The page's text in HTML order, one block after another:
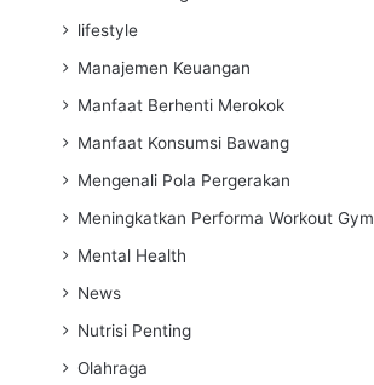
lifestyle
Manajemen Keuangan
Manfaat Berhenti Merokok
Manfaat Konsumsi Bawang
Mengenali Pola Pergerakan
Meningkatkan Performa Workout Gym
Mental Health
News
Nutrisi Penting
Olahraga